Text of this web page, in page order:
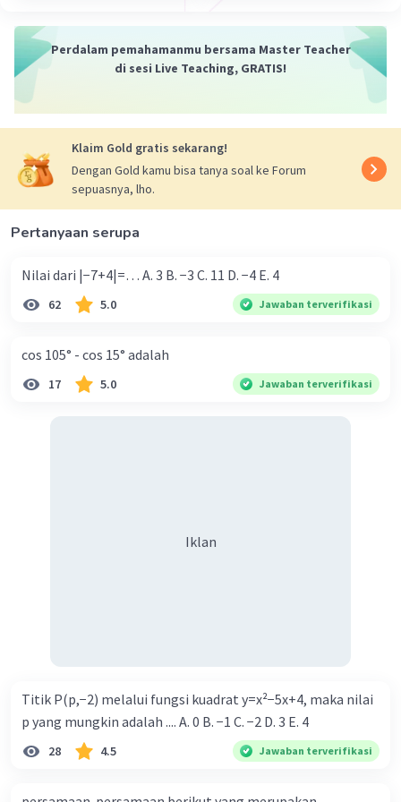
untuk fungsi h(x) = 3x + 1 .
Mari kita lakukan langkah-langkah ini secara
1. f(x) = x^2 - 2x + 1
2. g(f(x)) = (x^2 - 2x + 1) - 2 = x^2 - 2x - 1
3. h(g(f(x)) = 3(x^2 - 2x - 1) + 1 = 3x^2 - 6x - 2
Jadi, (g o h o f)(x) = 3x^2 - 6x - 2 \).
Beri Rating
Perdalam pemahamanmu bersama Master Teacher
di sesi Live Teaching, GRATIS!
Klaim Gold gratis sekarang!
Dengan Gold kamu bisa tanya soal ke Forum
sepuasnya, lho.
Pertanyaan serupa
Nilai dari |−7+4|=… A. 3 B. −3 C. 11 D. −4 E. 4
62 5.0 Jawaban terverifikasi
cos 105° - cos 15° adalah
17 5.0 Jawaban terverifikasi
Iklan
Titik P(p,−2) melalui fungsi kuadrat y=x²−5x+4, maka nilai
p yang mungkin adalah .... A. 0 B. −1 C. −2 D. 3 E. 4
28 4.5 Jawaban terverifikasi